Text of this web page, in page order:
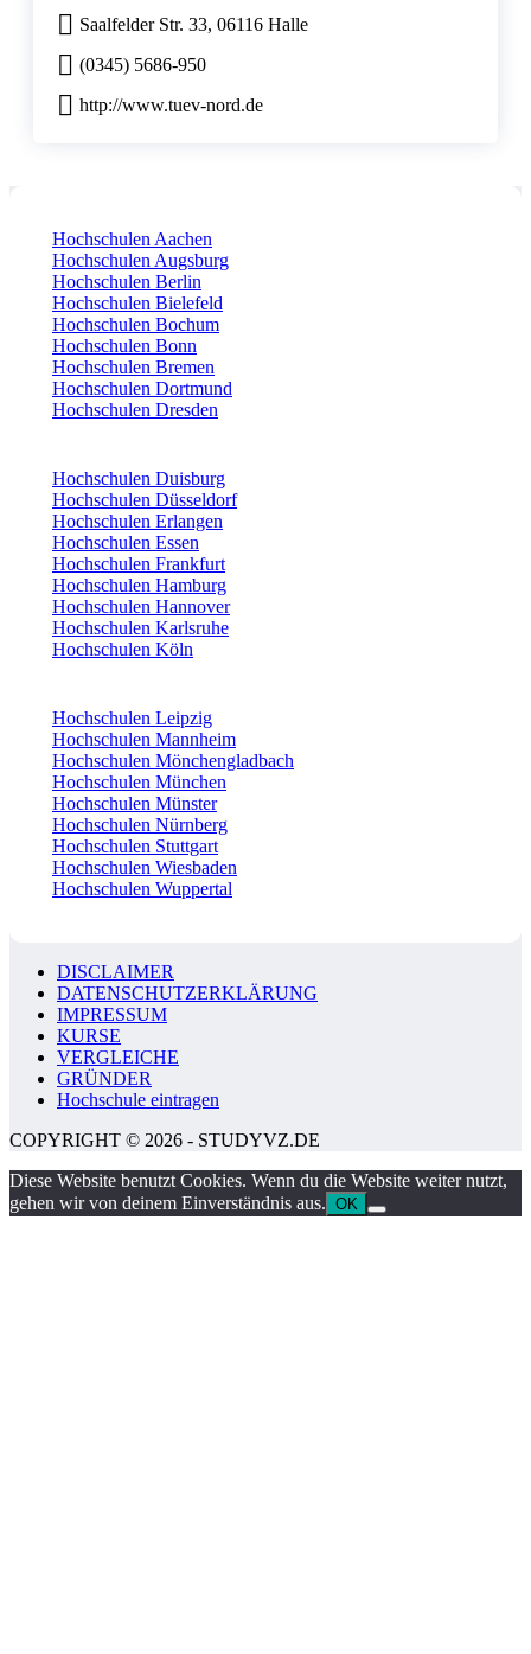
Saalfelder Str. 33, 06116 Halle
(0345) 5686-950
http://www.tuev-nord.de
Hochschulen Aachen
Hochschulen Augsburg
Hochschulen Berlin
Hochschulen Bielefeld
Hochschulen Bochum
Hochschulen Bonn
Hochschulen Bremen
Hochschulen Dortmund
Hochschulen Dresden
Hochschulen Duisburg
Hochschulen Düsseldorf
Hochschulen Erlangen
Hochschulen Essen
Hochschulen Frankfurt
Hochschulen Hamburg
Hochschulen Hannover
Hochschulen Karlsruhe
Hochschulen Köln
Hochschulen Leipzig
Hochschulen Mannheim
Hochschulen Mönchengladbach
Hochschulen München
Hochschulen Münster
Hochschulen Nürnberg
Hochschulen Stuttgart
Hochschulen Wiesbaden
Hochschulen Wuppertal
DISCLAIMER
DATENSCHUTZERKLÄRUNG
IMPRESSUM
KURSE
VERGLEICHE
GRÜNDER
Hochschule eintragen
COPYRIGHT © 2026 - STUDYVZ.DE
Diese Website benutzt Cookies. Wenn du die Website weiter nutzt,
gehen wir von deinem Einverständnis aus. OK